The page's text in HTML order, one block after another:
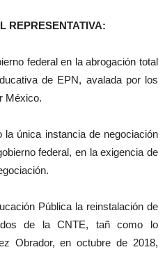
REPRESENTATIVA:
federal en la abrogación total
de EPN, avalada por los
México.
única instancia de negociación
federal, en la exigencia de
Pública la reinstalación de
de la CNTE, tañ como lo
Obrador, en octubre de 2018,